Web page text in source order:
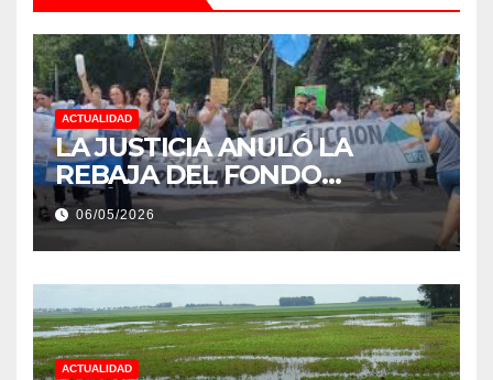
ACTUALIDAD
LA JUSTICIA ANULÓ LA
REBAJA DEL FONDO
ESTÍMULO A EMPLEADOS DE
PRODUCCIÓN DE LA
PROVINCIA DEL CHACO
06/05/2026
ACTUALIDAD